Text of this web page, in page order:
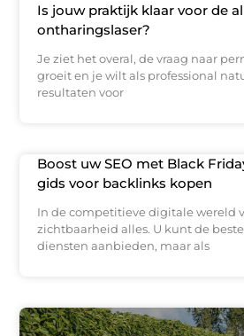
Is jouw praktijk klaar voor de
ontharingslaser?
Je ziet het overal, de vraag naar
groeit en je wilt als professional
resultaten voor
Boost uw SEO met Black
gids voor backlinks kopen
In de competitieve digitale wereld
zichtbaarheid alles. U kunt de
diensten aanbieden, maar als